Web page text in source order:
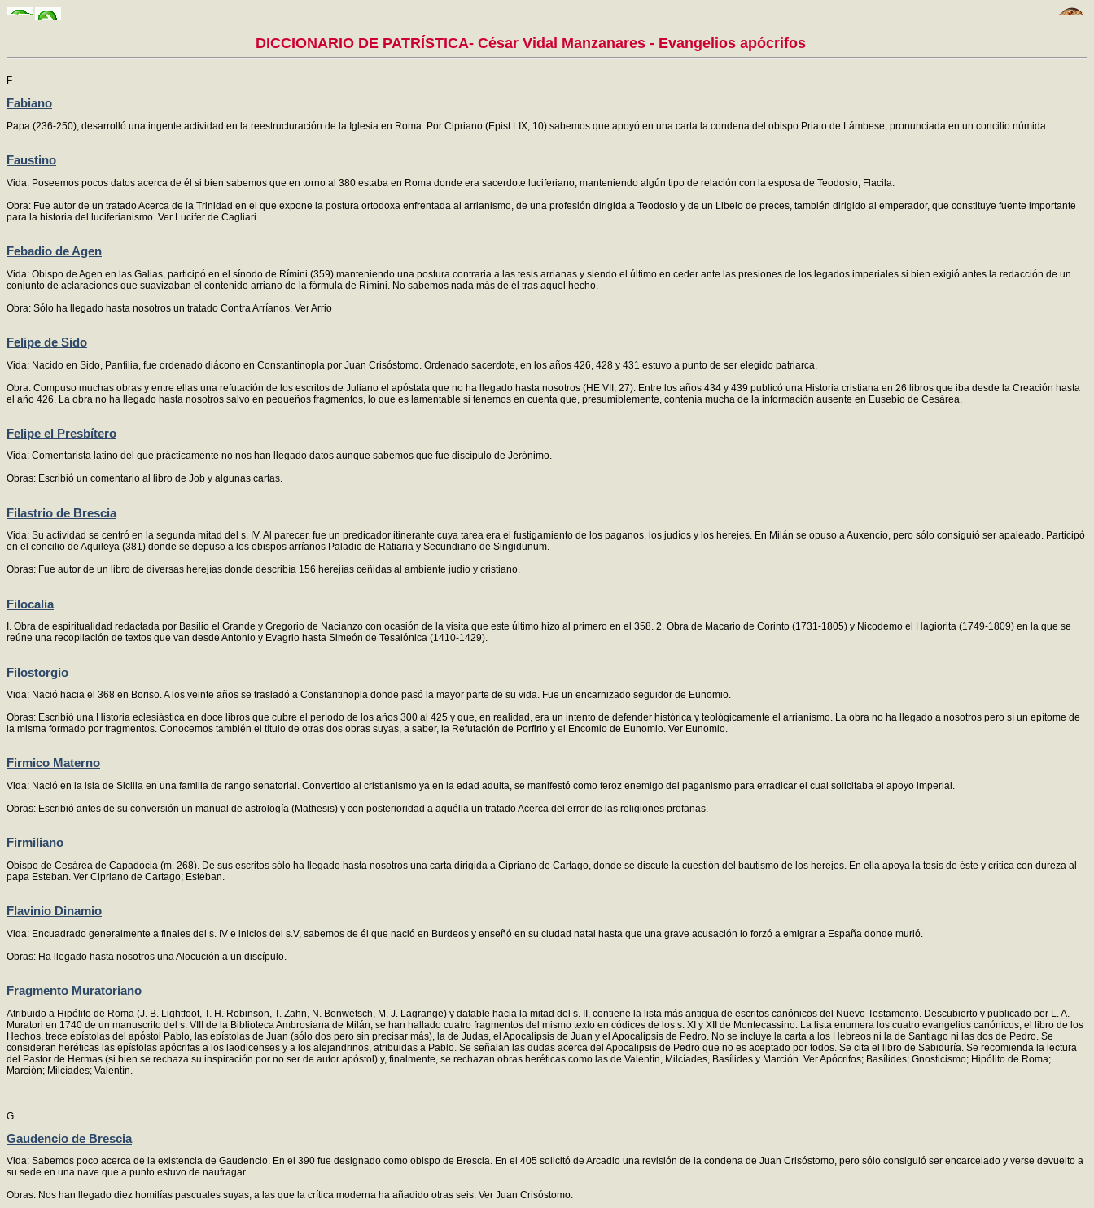
DICCIONARIO DE PATRÍSTICA- César Vidal Manzanares - Evangelios apócrifos
F
Fabiano
Papa (236-250), desarrolló una ingente actividad en la reestructuración de la Iglesia en Roma. Por Cipriano (Epist LIX, 10) sabemos que apoyó en una carta la condena del obispo Priato de Lámbese, pronunciada en un concilio númida.
Faustino
Vida: Poseemos pocos datos acerca de él si bien sabemos que en torno al 380 estaba en Roma donde era sacerdote luciferiano, manteniendo algún tipo de relación con la esposa de Teodosio, Flacila.
Obra: Fue autor de un tratado Acerca de la Trinidad en el que expone la postura ortodoxa enfrentada al arrianismo, de una profesión dirigida a Teodosio y de un Libelo de preces, también dirigido al emperador, que constituye fuente importante
para la historia del luciferianismo. Ver Lucifer de Cagliari.
Febadio de Agen
Vida: Obispo de Agen en las Galias, participó en el sínodo de Rímini (359) manteniendo una postura contraria a las tesis arrianas y siendo el último en ceder ante las presiones de los legados imperiales si bien exigió antes la redacción de un
conjunto de aclaraciones que suavizaban el contenido arriano de la fórmula de Rímini. No sabemos nada más de él tras aquel hecho.
Obra: Sólo ha llegado hasta nosotros un tratado Contra Arríanos. Ver Arrio
Felipe de Sido
Vida: Nacido en Sido, Panfilia, fue ordenado diácono en Constantinopla por Juan Crisóstomo. Ordenado sacerdote, en los años 426, 428 y 431 estuvo a punto de ser elegido patriarca.
Obra: Compuso muchas obras y entre ellas una refutación de los escritos de Juliano el apóstata que no ha llegado hasta nosotros (HE VII, 27). Entre los años 434 y 439 publicó una Historia cristiana en 26 libros que iba desde la Creación hasta
el año 426. La obra no ha llegado hasta nosotros salvo en pequeños fragmentos, lo que es lamentable si tenemos en cuenta que, presumiblemente, contenía mucha de la información ausente en Eusebio de Cesárea.
Felipe el Presbítero
Vida: Comentarista latino del que prácticamente no nos han llegado datos aunque sabemos que fue discípulo de Jerónimo.
Obras: Escribió un comentario al libro de Job y algunas cartas.
Filastrio de Brescia
Vida: Su actividad se centró en la segunda mitad del s. IV. Al parecer, fue un predicador itinerante cuya tarea era el fustigamiento de los paganos, los judíos y los herejes. En Milán se opuso a Auxencio, pero sólo consiguió ser apaleado. Participó
en el concilio de Aquileya (381) donde se depuso a los obispos arríanos Paladio de Ratiaria y Secundiano de Singidunum.
Obras: Fue autor de un libro de diversas herejías donde describía 156 herejías ceñidas al ambiente judío y cristiano.
Filocalia
I. Obra de espiritualidad redactada por Basilio el Grande y Gregorio de Nacianzo con ocasión de la visita que este último hizo al primero en el 358. 2. Obra de Macario de Corinto (1731-1805) y Nicodemo el Hagiorita (1749-1809) en la que se
reúne una recopilación de textos que van desde Antonio y Evagrio hasta Simeón de Tesalónica (1410-1429).
Filostorgio
Vida: Nació hacia el 368 en Boriso. A los veinte años se trasladó a Constantinopla donde pasó la mayor parte de su vida. Fue un encarnizado seguidor de Eunomio.
Obras: Escribió una Historia eclesiástica en doce libros que cubre el período de los años 300 al 425 y que, en realidad, era un intento de defender histórica y teológicamente el arrianismo. La obra no ha llegado a nosotros pero sí un epítome de
la misma formado por fragmentos. Conocemos también el título de otras dos obras suyas, a saber, la Refutación de Porfirio y el Encomio de Eunomio. Ver Eunomio.
Firmico Materno
Vida: Nació en la isla de Sicilia en una familia de rango senatorial. Convertido al cristianismo ya en la edad adulta, se manifestó como feroz enemigo del paganismo para erradicar el cual solicitaba el apoyo imperial.
Obras: Escribió antes de su conversión un manual de astrología (Mathesis) y con posterioridad a aquélla un tratado Acerca del error de las religiones profanas.
Firmiliano
Obispo de Cesárea de Capadocia (m. 268). De sus escritos sólo ha llegado hasta nosotros una carta dirigida a Cipriano de Cartago, donde se discute la cuestión del bautismo de los herejes. En ella apoya la tesis de éste y critica con dureza al
papa Esteban. Ver Cipriano de Cartago; Esteban.
Flavinio Dinamio
Vida: Encuadrado generalmente a finales del s. IV e inicios del s.V, sabemos de él que nació en Burdeos y enseñó en su ciudad natal hasta que una grave acusación lo forzó a emigrar a España donde murió.
Obras: Ha llegado hasta nosotros una Alocución a un discípulo.
Fragmento Muratoriano
Atribuido a Hipólito de Roma (J. B. Lightfoot, T. H. Robinson, T. Zahn, N. Bonwetsch, M. J. Lagrange) y datable hacia la mitad del s. II, contiene la lista más antigua de escritos canónicos del Nuevo Testamento. Descubierto y publicado por L. A.
Muratori en 1740 de un manuscrito del s. VIII de la Biblioteca Ambrosiana de Milán, se han hallado cuatro fragmentos del mismo texto en códices de los s. XI y XII de Montecassino. La lista enumera los cuatro evangelios canónicos, el libro de los
Hechos, trece epístolas del apóstol Pablo, las epístolas de Juan (sólo dos pero sin precisar más), la de Judas, el Apocalipsis de Juan y el Apocalipsis de Pedro. No se incluye la carta a los Hebreos ni la de Santiago ni las dos de Pedro. Se
consideran heréticas las epístolas apócrifas a los laodicenses y a los alejandrinos, atribuidas a Pablo. Se señalan las dudas acerca del Apocalipsis de Pedro que no es aceptado por todos. Se cita el libro de Sabiduría. Se recomienda la lectura
del Pastor de Hermas (si bien se rechaza su inspiración por no ser de autor apóstol) y, finalmente, se rechazan obras heréticas como las de Valentín, Milcíades, Basílides y Marción. Ver Apócrifos; Basílides; Gnosticismo; Hipólito de Roma;
Marción; Milcíades; Valentín.
G
Gaudencio de Brescia
Vida: Sabemos poco acerca de la existencia de Gaudencio. En el 390 fue designado como obispo de Brescia. En el 405 solicitó de Arcadio una revisión de la condena de Juan Crisóstomo, pero sólo consiguió ser encarcelado y verse devuelto a
su sede en una nave que a punto estuvo de naufragar.
Obras: Nos han llegado diez homilías pascuales suyas, a las que la crítica moderna ha añadido otras seis. Ver Juan Crisóstomo.